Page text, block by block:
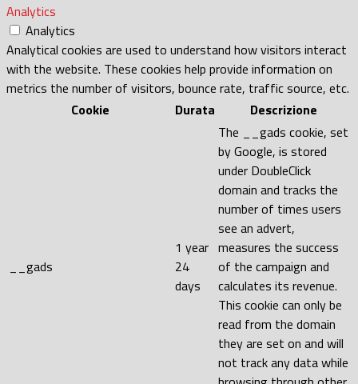
Analytics
Analytics
Analytical cookies are used to understand how visitors interact
with the website. These cookies help provide information on
metrics the number of visitors, bounce rate, traffic source, etc.
Cookie
Durata Descrizione
__gads
1 year
24
days
The __gads cookie, set
by Google, is stored
under DoubleClick
domain and tracks the
number of times users
see an advert,
measures the success
of the campaign and
calculates its revenue.
This cookie can only be
read from the domain
they are set on and will
not track any data while